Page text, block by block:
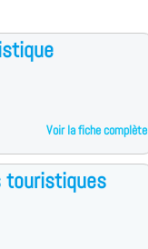
Voir la fiche complète
touristiques